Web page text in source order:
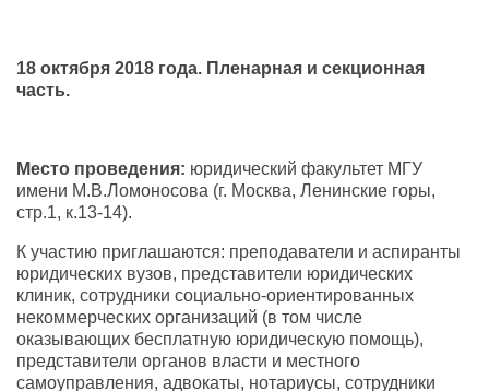
18 октября 2018 года. Пленарная и секционная
часть.
Место проведения: юридический факультет МГУ
имени М.В.Ломоносова (г. Москва, Ленинские горы,
стр.1, к.13-14).
К участию приглашаются: преподаватели и аспиранты
юридических вузов, представители юридических
клиник, сотрудники социально-ориентированных
некоммерческих организаций (в том числе
оказывающих бесплатную юридическую помощь),
представители органов власти и местного
самоуправления, адвокаты, нотариусы, сотрудники